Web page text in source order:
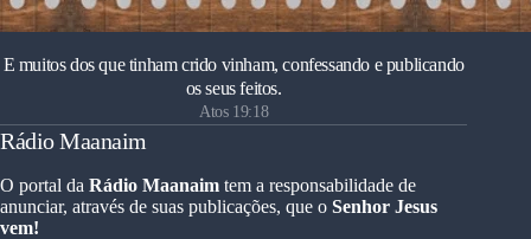
E muitos dos que tinham crido vinham, confessando e publicando
os seus feitos.
Atos 19:18
Rádio Maanaim
O portal da Rádio Maanaim tem a responsabilidade de
anunciar, através de suas publicações, que o Senhor Jesus
vem!